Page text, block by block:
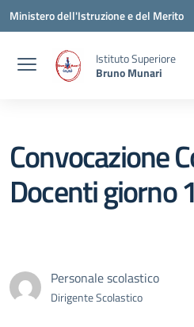
Vai ai contenuti
Vai al menu di navigazione
Vai al footer
Ministero dell'Istruzione e del Merito
Istituto Superiore
Bruno Munari
Convocazione
Docenti giorno
Personale scolastico
Dirigente Scolastico